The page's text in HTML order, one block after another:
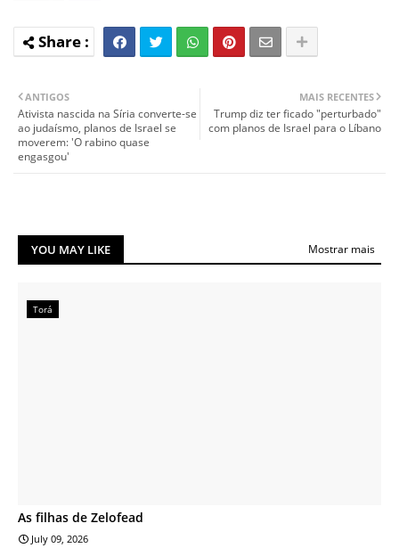
MAIS RECENTES
Trump diz ter ficado "perturbado"
com planos de Israel para o Líbano
ANTIGOS
Ativista nascida na Síria converte-se
ao judaísmo, planos de Israel se
moverem: 'O rabino quase
engasgou'
YOU MAY LIKE Mostrar mais
Torá
As filhas de Zelofead
July 09, 2026